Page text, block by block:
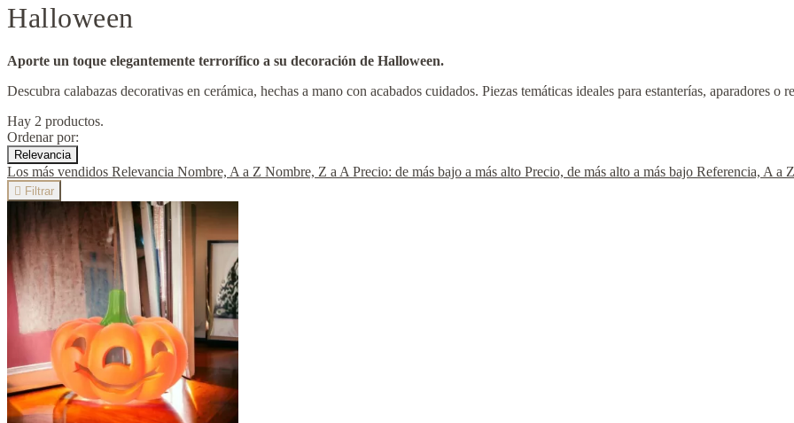
Halloween
Aporte un toque elegantemente terrorífico a su decoración de Halloween.
Descubra calabazas decorativas en cerámica, hechas a mano con acabados cuidados. Piezas temáticas ideales para estanterías,
Hay 2 productos.
Ordenar por:
Relevancia
Los más vendidos Relevancia Nombre, A a Z Nombre, Z a A Precio: de más bajo a más alto Precio, de más alto a más bajo Referencia, A a Z
 Filtrar